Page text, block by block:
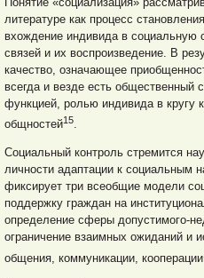
литературе как процесс
вхождение индивида в социальную
связей и их воспроизведение. В
качество, означающее
всегда и везде есть общественный
функцией, ролью индивида в кругу
общностей15.
Социальный контроль стремится
личности адаптации к социальным
фиксирует три всеобщие модели
поддержку граждан на
определение сферы допустимого-
ограничение взаимных ожиданий и
общения, коммуникации, кооперации